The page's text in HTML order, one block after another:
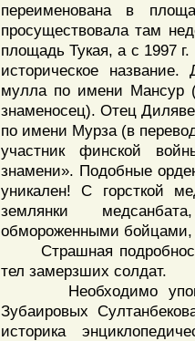
переименована в
просуществовала там
площадь Тукая, а с 1997
историческое
мулла по имени Мансур
знаменосец). Отец
по имени Мурза (в
участник финской
знамени». Подобные
уникален! С горсткой
землянки
обмороженными бойцами,
Страшная
тел замерзших солдат.
Необходимо
Зубаировых
историка